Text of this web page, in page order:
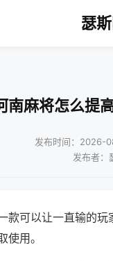
瑟
南麻将怎么提
发布时间：2026-
发布者：
款可以让一直输的
用。